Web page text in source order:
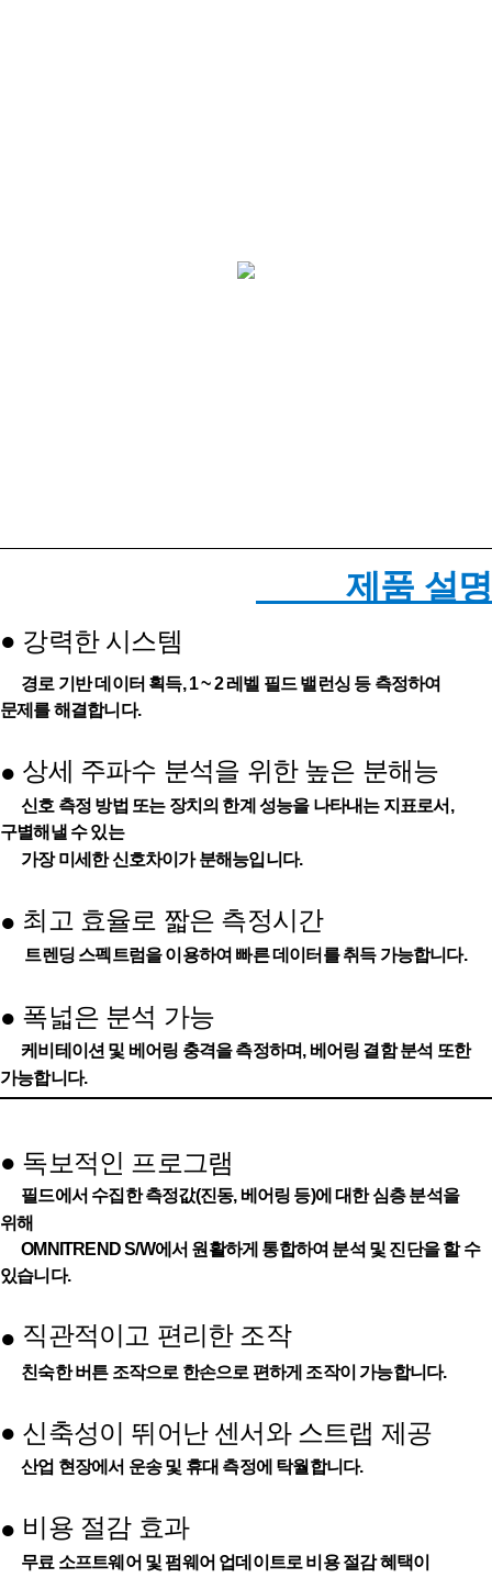
제품 설명
● 강력한 시스템
경로 기반 데이터 획득, 1 ~ 2 레벨 필드 밸런싱 등 측정하여
문제를 해결합니다.
● 상세 주파수 분석을 위한 높은 분해능
신호 측정 방법 또는 장치의 한계 성능을 나타내는 지표로서,
구별해낼 수 있는
가장 미세한 신호차이가 분해능입니다.
● 최고 효율로 짧은 측정시간
트렌딩 스펙트럼을 이용하여 빠른 데이터를 취득 가능합니다.
● 폭넓은 분석 가능
케비테이션 및 베어링 충격을 측정하며, 베어링 결함 분석 또한
가능합니다.
● 독보적인 프로그램
필드에서 수집한 측정값(진동, 베어링 등)에 대한 심층 분석을
위해
OMNITREND S/W에서 원활하게 통합하여 분석 및 진단을 할 수
있습니다.
● 직관적이고 편리한 조작
친숙한 버튼 조작으로 한손으로 편하게 조작이 가능합니다.
● 신축성이 뛰어난 센서와 스트랩 제공
산업 현장에서 운송 및 휴대 측정에 탁월합니다.
● 비용 절감 효과
무료 소프트웨어 및 펌웨어 업데이트로 비용 절감 혜택이